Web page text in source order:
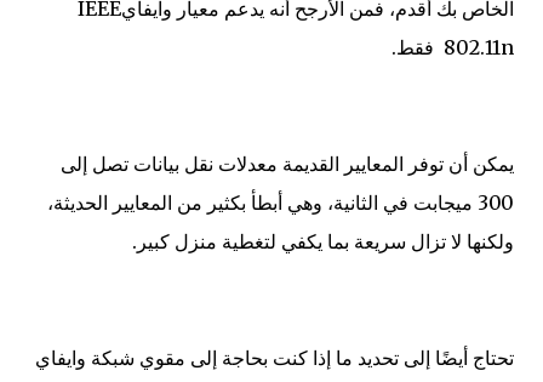
الخاص بك أقدم، فمن الأرجح أنه يدعم معيار وايفايIEEE
802.11n فقط.
يمكن أن توفر المعايير القديمة معدلات نقل بيانات تصل إلى
300 ميجابت في الثانية، وهي أبطأ بكثير من المعايير الحديثة،
ولكنها لا تزال سريعة بما يكفي لتغطية منزل كبير.
تحتاج أيضًا إلى تحديد ما إذا كنت بحاجة إلى مقوي شبكة وايفاي